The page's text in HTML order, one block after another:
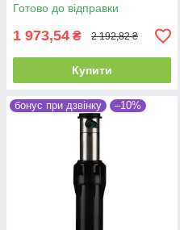
Готово до відправки
1 973,54 ₴ 2 192,82 ₴
Купити
бонус при дзвінку –10%